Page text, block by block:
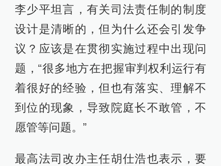
李少平坦言，有关司法责任制的制度
设计是清晰的，但为什么还会引发争
议？应该是在贯彻实施过程中出现问
题，“很多地方在把握审判权利运行有
着很好的经验，但也有落实、理解不
到位的现象，导致院庭长不敢管，不
愿管等问题。”
最高法司改办主任胡仕浩也表示，要